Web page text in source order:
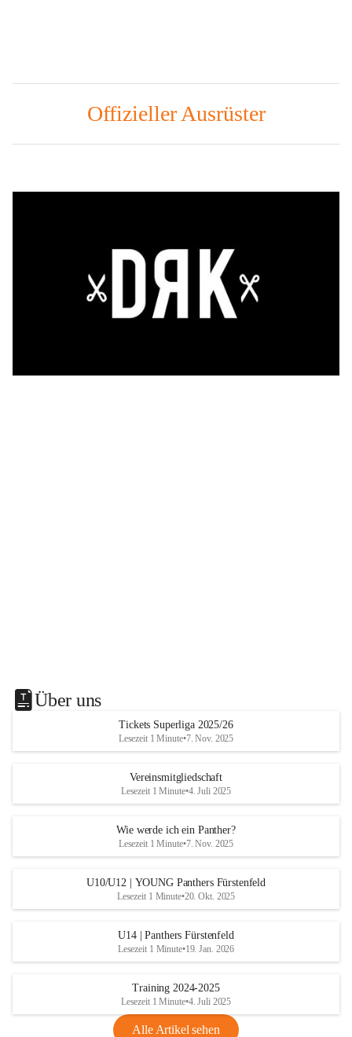
Offizieller Ausrüster
Über uns
Tickets Superliga 2025/26
Lesezeit 1 Minute•7. Nov. 2025
Vereinsmitgliedschaft
Lesezeit 1 Minute•4. Juli 2025
Wie werde ich ein Panther?
Lesezeit 1 Minute•7. Nov. 2025
U10/U12 | YOUNG Panthers Fürstenfeld
Lesezeit 1 Minute•20. Okt. 2025
U14 | Panthers Fürstenfeld
Lesezeit 1 Minute•19. Jan. 2026
Training 2024-2025
Lesezeit 1 Minute•4. Juli 2025
Alle Artikel sehen